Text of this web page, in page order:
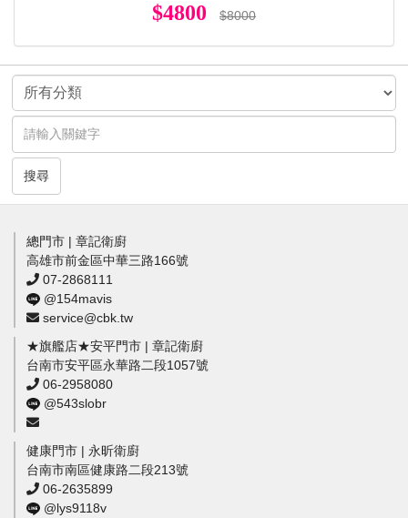
$4800 $8000
搜尋
總門市 | 章記衛廚
高雄市前金區中華三路166號
07-2868111
@154mavis
service@cbk.tw
★旗艦店★安平門市 | 章記衛廚
台南市安平區永華路二段1057號
06-2958080
@543slobr
健康門市 | 永昕衛廚
台南市南區健康路二段213號
06-2635899
@lys9118v